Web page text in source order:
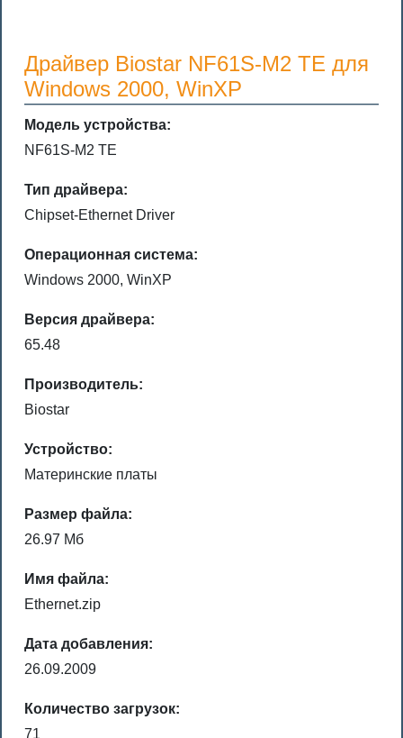
Драйвер Biostar NF61S-M2 TE для
Windows 2000, WinXP
Модель устройства:
NF61S-M2 TE
Тип драйвера:
Chipset-Ethernet Driver
Операционная система:
Windows 2000, WinXP
Версия драйвера:
65.48
Производитель:
Biostar
Устройство:
Материнские платы
Размер файла:
26.97 Мб
Имя файла:
Ethernet.zip
Дата добавления:
26.09.2009
Количество загрузок:
71